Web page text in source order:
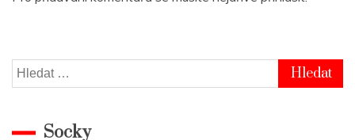
Vyhledávání
Socky